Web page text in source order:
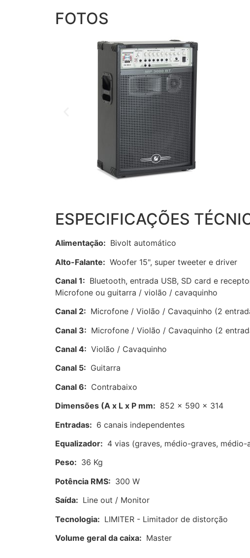
FOTOS
ESPECIFICAÇÕES
Alimentação: Bivolt automático
Alto-Falante: Woofer 15", super tweeter e driver
Canal 1: Bluetooth, entrada USB, SD card e
Microfone ou guitarra / violão / cavaquinho
Canal 2: Microfone / Violão / Cavaquinho (2
Canal 3: Microfone / Violão / Cavaquinho (2
Canal 4: Violão / Cavaquinho
Canal 5: Guitarra
Canal 6: Contrabaixo
Dimensões (A x L x P mm: 852 x 590 x 314
Entradas: 6 canais independentes
Equalizador: 4 vias (graves, médio-graves, médio-
Peso: 36 Kg
Potência RMS: 300 W
Saída: Line out / Monitor
Tecnologia: LIMITER - Limitador de distorção
Volume geral da caixa: Master